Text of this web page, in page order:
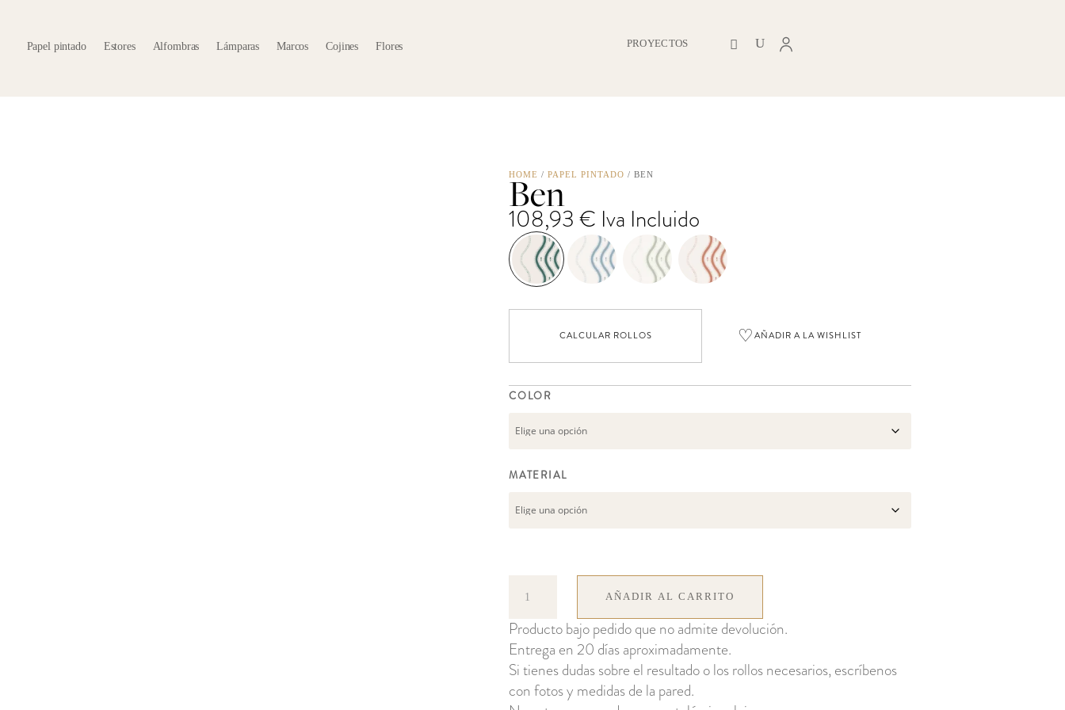
Papel pintado Estores Alfombras Lámparas Marcos Cojines Flores PROYECTOS
HOME /PAPEL PINTADO / BEN
Ben
108,93€ Iva Incluido
CALCULAR ROLLOS ♡AÑADIR A LA WISHLIST
COLOR
MATERIAL
AÑADIR AL CARRITO
Producto bajo pedido que no admite devolución.
Entrega en 20 días aproximadamente.
Si tienes dudas sobre el resultado o los rollos necesarios, escríbenos
con fotos y medidas de la pared.